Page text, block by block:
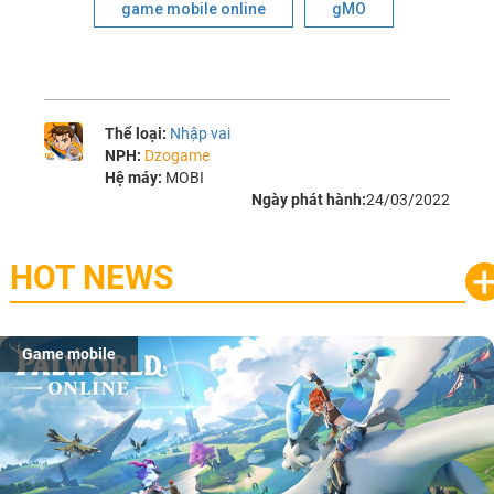
game mobile online gMO
Thể loại: Nhập vai
NPH: Dzogame
Hệ máy: MOBI
Ngày phát hành:24/03/2022
HOT NEWS
Game mobile